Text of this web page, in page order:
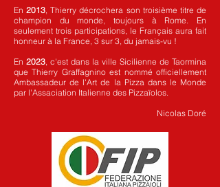
En2013, Thierry décrochera son troisième titre de
champion du monde, toujours à Rome. En
seulement trois participations, le Français aura fait
honneur à la France, 3 sur 3, du jamais-vu !
En 2023, c'est dans la ville Sicilienne de Taormina
que Thierry Graffagnino est nommé officiellement
Ambassadeur de l'Art de la Pizza dans le Monde
par l'Assaciation Italienne des Pizzaïolos.
Nicolas Doré